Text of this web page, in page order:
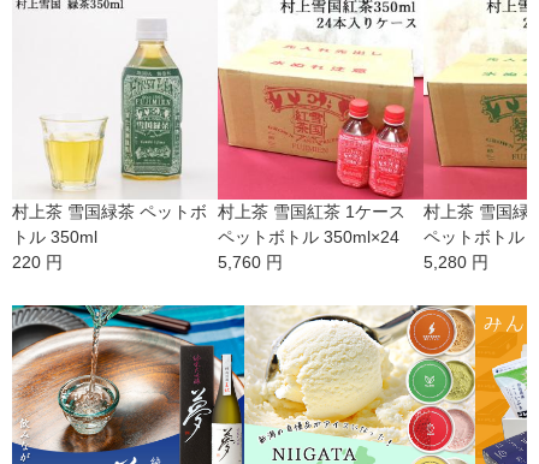
村上茶 雪国緑茶 ペットボ
トル 350ml
220 円
村上茶 雪国紅茶 1ケース
ペットボトル 350ml×24
5,760 円
村上茶 雪国緑
ペットボトル
5,280 円